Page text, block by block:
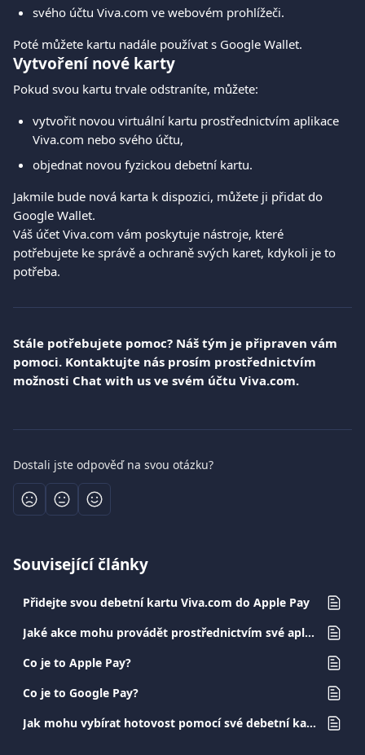
svého účtu Viva.com ve webovém prohlížeči.
Poté můžete kartu nadále používat s Google Wallet.
Vytvoření nové karty
Pokud svou kartu trvale odstraníte, můžete:
vytvořit novou virtuální kartu prostřednictvím aplikace
Viva.com nebo svého účtu,
objednat novou fyzickou debetní kartu.
Jakmile bude nová karta k dispozici, můžete ji přidat do
Google Wallet.
Váš účet Viva.com vám poskytuje nástroje, které
potřebujete ke správě a ochraně svých karet, kdykoli je to
potřeba.
Stále potřebujete pomoc? Náš tým je připraven vám
pomoci. Kontaktujte nás prosím prostřednictvím
možnosti Chat with us ve svém účtu Viva.com.
Dostali jste odpověď na svou otázku?
Související články
Přidejte svou debetní kartu Viva.com do Apple Pay
Jaké akce mohu provádět prostřednictvím své aplikace Viva.com?
Co je to Apple Pay?
Co je to Google Pay?
Jak mohu vybírat hotovost pomocí své debetní karty Viva.com?